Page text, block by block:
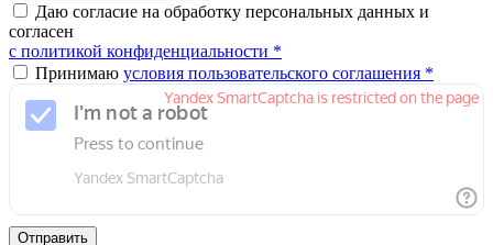
Даю согласие на обработку персональных данных и
согласен
с политикой конфиденциальности *
Принимаю условия пользовательского соглашения *
Отправить